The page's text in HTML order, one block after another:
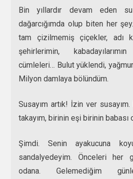
Bin yıllardır devam eden
dağarcığımda olup biten her
tam çizilmemiş çiçekler, adı
şehirlerimin,
cümleleri… Bulut yüklendi,
Milyon damlaya bölündüm.
Susayım artık! İzin ver
takayım, birinin eşi birinin babası
Şimdi. Senin ayakucuna
sandalyedeyim. Önceleri her
odana. Gelemediğim